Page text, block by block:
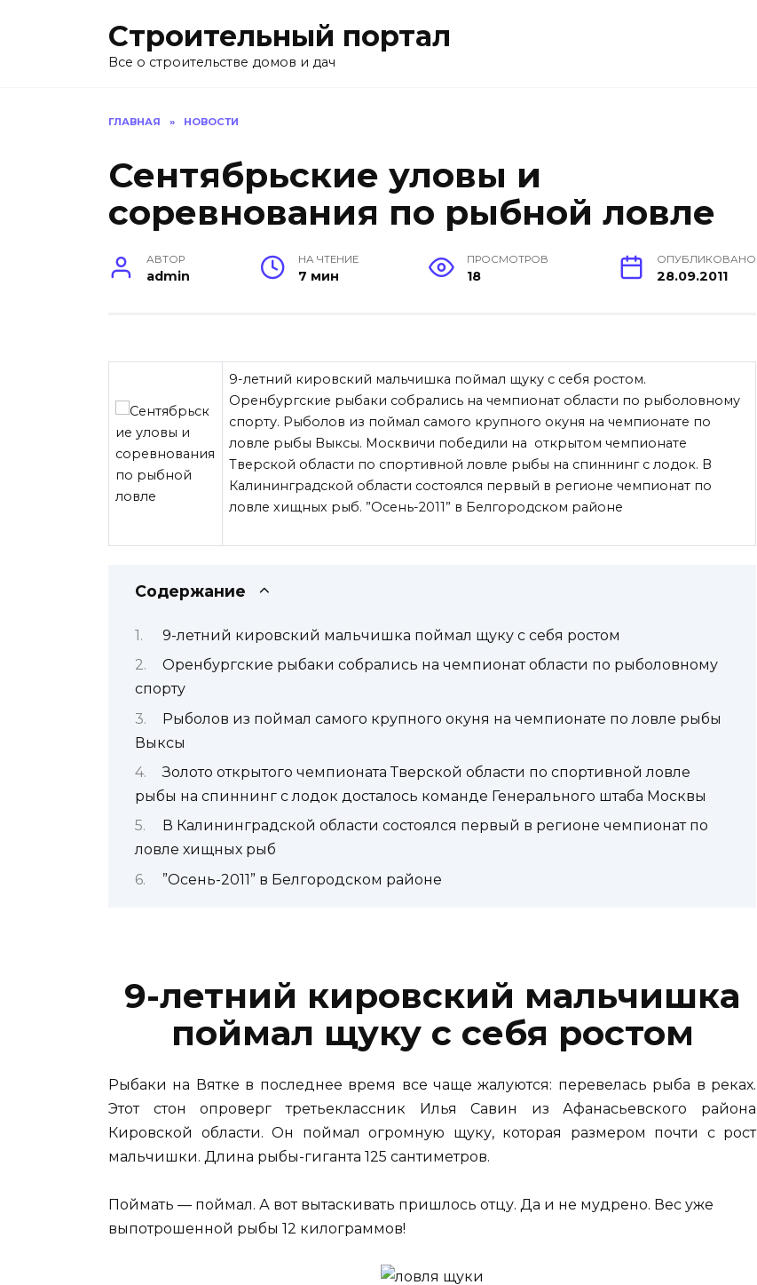
Строительный портал
Все о строительстве домов и дач
ГЛАВНАЯ » НОВОСТИ
Сентябрьские уловы и
соревнования по рыбной ловле
АВТОР
admin
НА ЧТЕНИЕ
7 мин
ПРОСМОТРОВ
18
ОПУБЛИКОВАНО
28.09.2011
9-летний кировский мальчишка поймал щуку с себя ростом.
Оренбургские рыбаки собрались на чемпионат области по рыболовному
спорту. Рыболов из поймал самого крупного окуня на чемпионате по
ловле рыбы Выксы. Москвичи победили на открытом чемпионате
Тверской области по спортивной ловле рыбы на спиннинг с лодок. В
Калининградской области состоялся первый в регионе чемпионат по
ловле хищных рыб. ”Осень-2011” в Белгородском районе
Содержание
9-летний кировский мальчишка поймал щуку с себя ростом
Оренбургские рыбаки собрались на чемпионат области по рыболовному
спорту
Рыболов из поймал самого крупного окуня на чемпионате по ловле рыбы
Выксы
Золото открытого чемпионата Тверской области по спортивной ловле
рыбы на спиннинг с лодок досталось команде Генерального штаба Москвы
В Калининградской области состоялся первый в регионе чемпионат по
ловле хищных рыб
”Осень-2011” в Белгородском районе
9-летний кировский мальчишка
поймал щуку с себя ростом
Рыбаки на Вятке в последнее время все чаще жалуются: перевелась рыба в реках.
Этот стон опроверг третьеклассник Илья Савин из Афанасьевского района
Кировской области. Он поймал огромную щуку, которая размером почти с рост
мальчишки. Длина рыбы-гиганта 125 сантиметров.
Поймать — поймал. А вот вытаскивать пришлось отцу. Да и не мудрено. Вес уже
выпотрошенной рыбы 12 килограммов!